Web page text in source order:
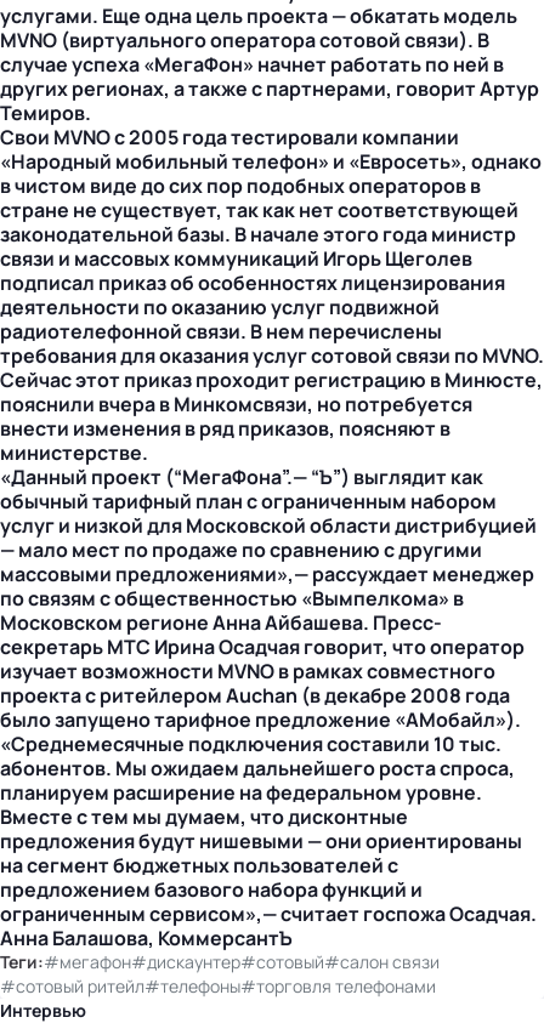
услугами. Еще одна цель проекта — обкатать модель
MVNO (виртуального оператора сотовой связи). В
случае успеха «МегаФон» начнет работать по ней в
других регионах, а также с партнерами, говорит Артур
Темиров.
Свои MVNO с 2005 года тестировали компании
«Народный мобильный телефон» и «Евросеть», однако
в чистом виде до сих пор подобных операторов в
стране не существует, так как нет соответствующей
законодательной базы. В начале этого года министр
связи и массовых коммуникаций Игорь Щеголев
подписал приказ об особенностях лицензирования
деятельности по оказанию услуг подвижной
радиотелефонной связи. В нем перечислены
требования для оказания услуг сотовой связи по MVNO.
Сейчас этот приказ проходит регистрацию в Минюсте,
пояснили вчера в Минкомсвязи, но потребуется
внести изменения в ряд приказов, поясняют в
министерстве.
«Данный проект (“МегаФона”.— “Ъ”) выглядит как
обычный тарифный план с ограниченным набором
услуг и низкой для Московской области дистрибуцией
— мало мест по продаже по сравнению с другими
массовыми предложениями»,— рассуждает менеджер
по связям с общественностью «Вымпелкома» в
Московском регионе Анна Айбашева. Пресс-
секретарь МТС Ирина Осадчая говорит, что оператор
изучает возможности MVNO в рамках совместного
проекта с ритейлером Auchan (в декабре 2008 года
было запущено тарифное предложение «АМобайл»).
«Среднемесячные подключения составили 10 тыс.
абонентов. Мы ожидаем дальнейшего роста спроса,
планируем расширение на федеральном уровне.
Вместе с тем мы думаем, что дисконтные
предложения будут нишевыми — они ориентированы
на сегмент бюджетных пользователей с
предложением базового набора функций и
ограниченным сервисом»,— считает госпожа Осадчая.
Анна Балашова, КоммерсантЪ
Теги:#мегафон#дискаунтер#сотовый#салон связи
#сотовый ритейл#телефоны#торговля телефонами
Интервью